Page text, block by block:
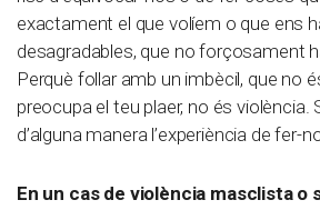
exactament el que volíem o que ens
desagradables, que no forçosament
Perquè follar amb un imbècil, que no
preocupa el teu plaer, no és violència.
d’alguna manera l’experiència de fer-
En un cas de violència masclista o